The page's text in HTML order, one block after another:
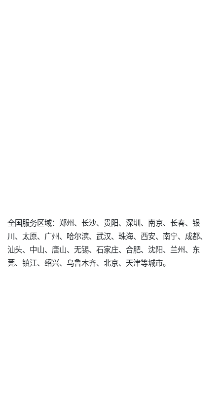
全国服务区域：郑州、长沙、贵阳、深圳、南京、长春、银
川、太原、广州、哈尔滨、武汉、珠海、西安、南宁、成都、
汕头、中山、唐山、无锡、石家庄、合肥、沈阳、兰州、东
莞、镇江、绍兴、乌鲁木齐、北京、天津等城市。